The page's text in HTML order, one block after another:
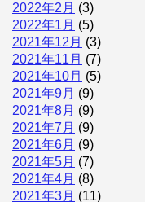
2022年2月 (3)
2022年1月 (5)
2021年12月 (3)
2021年11月 (7)
2021年10月 (5)
2021年9月 (9)
2021年8月 (9)
2021年7月 (9)
2021年6月 (9)
2021年5月 (7)
2021年4月 (8)
2021年3月 (11)